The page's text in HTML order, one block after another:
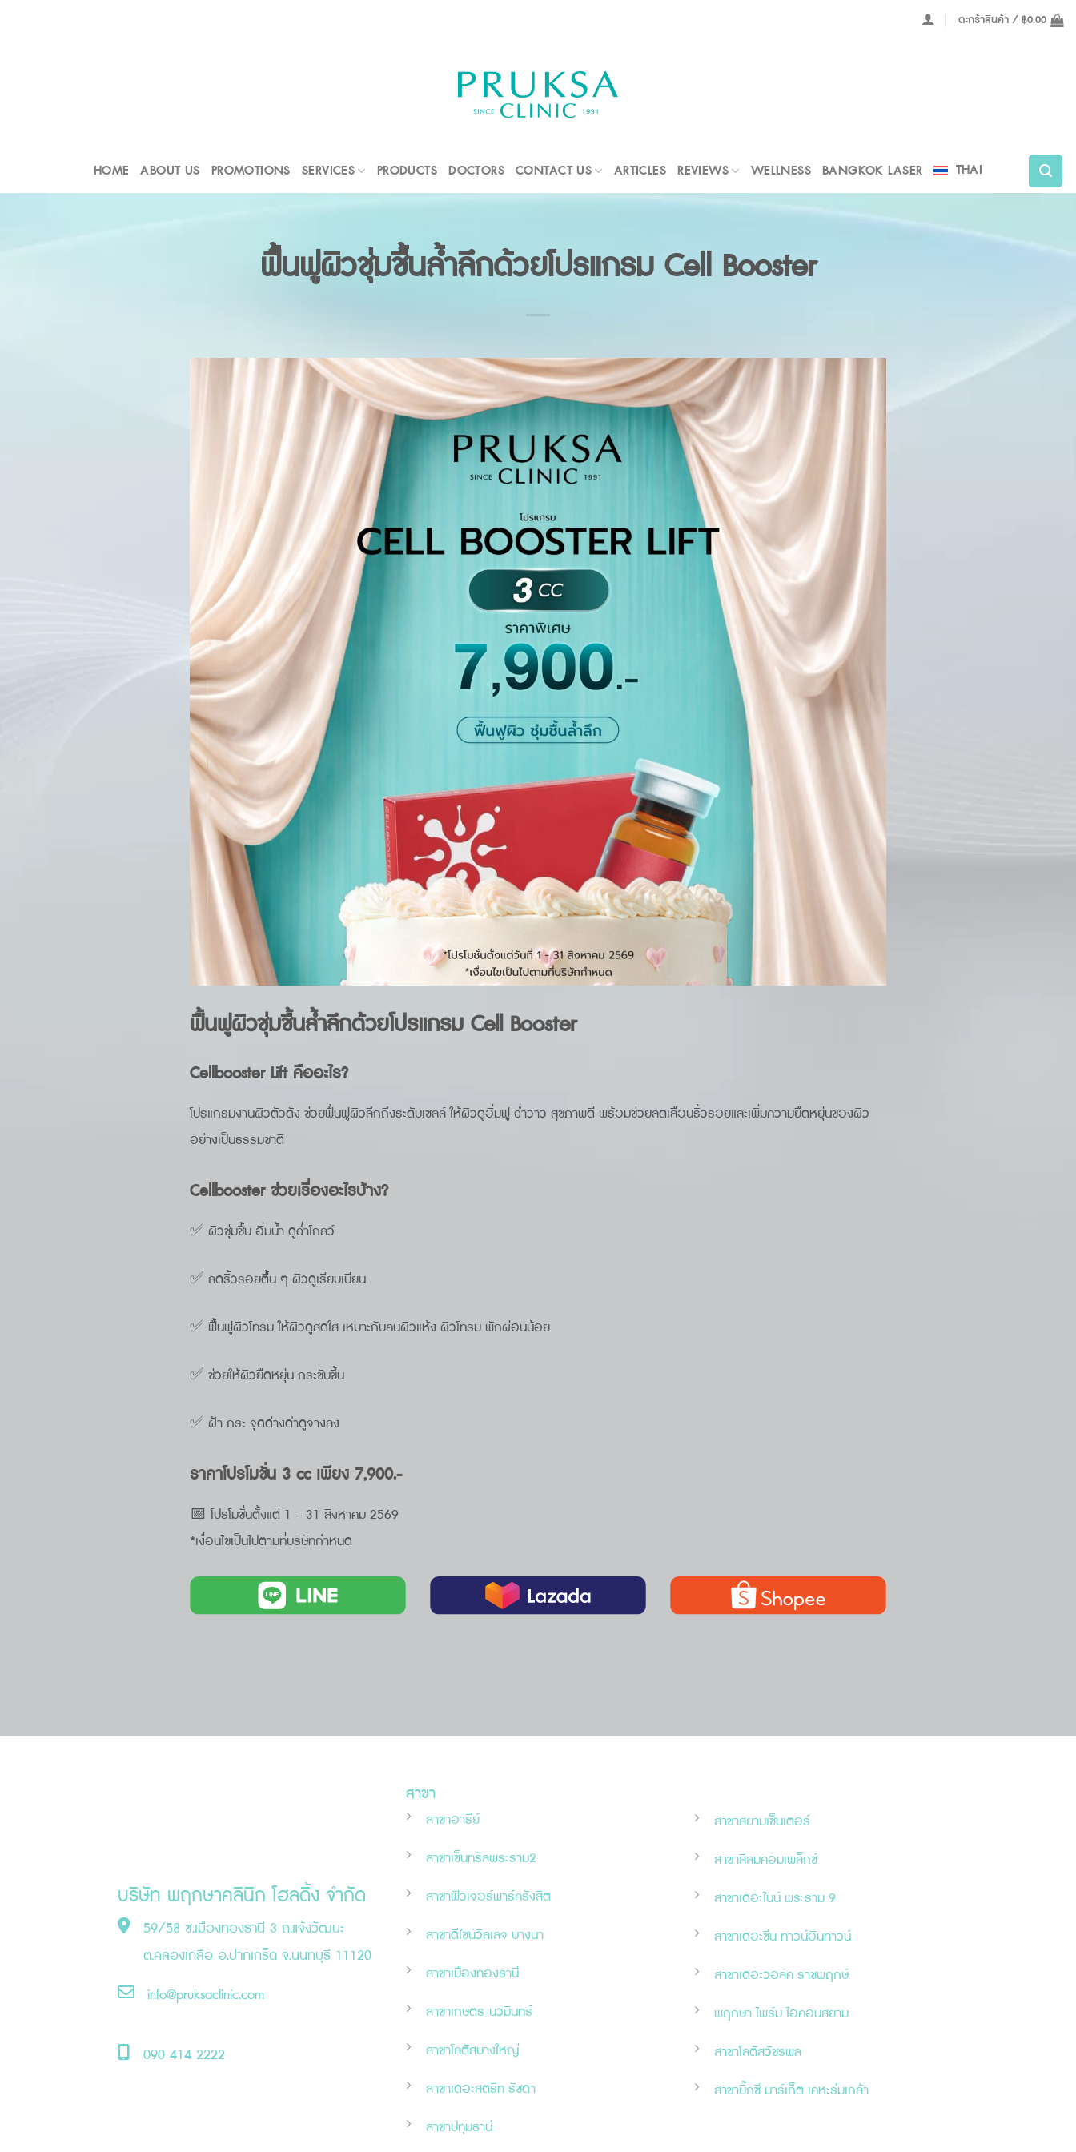
ตะกร้าสินค้า / ฿0.00
HOME ABOUT US PROMOTIONS SERVICES PRODUCTS DOCTORS CONTACT US ARTICLES REVIEWS WELLNESS BANGKOK LASER THAI
ฟื้นฟูผิวชุ่มชื้นล้ำลึกด้วยโปรแกรม Cell Booster
ฟื้นฟูผิวชุ่มชื้นล้ำลึกด้วยโปรแกรม Cell Booster
Cellbooster Lift คืออะไร?
โปรแกรมงานผิวตัวดัง ช่วยฟื้นฟูผิวลึกถึงระดับเซลล์ ให้ผิวดูอิ่มฟู ฉ่ำวาว สุขภาพดี พร้อมช่วยลดเลือนริ้วรอยและเพิ่มความยืดหยุ่นของผิว
อย่างเป็นธรรมชาติ
Cellbooster ช่วยเรื่องอะไรบ้าง?
✅ ผิวชุ่มชื้น อิ่มน้ำ ดูฉ่ำโกลว์
✅ ลดริ้วรอยตื้น ๆ ผิวดูเรียบเนียน
✅ ฟื้นฟูผิวโทรม ให้ผิวดูสดใส เหมาะกับคนผิวแห้ง ผิวโทรม พักผ่อนน้อย
✅ ช่วยให้ผิวยืดหยุ่น กระชับขึ้น
✅ ฝ้า กระ จุดด่างดำดูจางลง
ราคาโปรโมชั่น 3 cc เพียง 7,900.-
📅 โปรโมชั่นตั้งแต่ 1 – 31 สิงหาคม 2569
*เงื่อนไขเป็นไปตามที่บริษัทกำหนด
บริษัท พฤกษาคลินิก โฮลดิ้ง จำกัด
59/58 ซ.เมืองทองธานี 3 ถ.แจ้งวัฒนะ
ต.คลองเกลือ อ.ปากเกร็ด จ.นนทบุรี 11120
info@pruksaclinic.com
090 414 2222
สาขา
สาขาอารีย์
สาขาเซ็นทรัลพระราม2
สาขาฟิวเจอร์พาร์ครังสิต
สาขาดีไซน์วิลเลจ บางนา
สาขาเมืองทองธานี
สาขาเกษตร-นวมินทร์
สาขาโลตัสบางใหญ่
สาขาเดอะสตรีท รัชดา
สาขาปทุมธานี
สาขาสยามเซ็นเตอร์
สาขาสีลมคอมเพล็กซ์
สาขาเดอะไนน์ พระราม 9
สาขาเดอะซีน ทาวน์อินทาวน์
สาขาเดอะวอล์ค ราชพฤกษ์
พฤกษา ไพร์ม ไอคอนสยาม
สาขาโลตัสวัชรพล
สาขาบิ๊กซี มาร์เก็ต เคหะร่มเกล้า